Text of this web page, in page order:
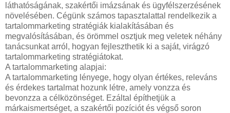
láthatóságának, szakértői imázsának és ügyfélszerzésének
növelésében. Cégünk számos tapasztalattal rendelkezik a
tartalommarketing stratégiák kialakításában és
megvalósításában, és örömmel osztjuk meg veletek néhány
tanácsunkat arról, hogyan fejleszthetik ki a saját, virágzó
tartalommarketing stratégiátokat.
A tartalommarketing alapjai:
A tartalommarketing lényege, hogy olyan értékes, releváns
és érdekes tartalmat hozunk létre, amely vonzza és
bevonzza a célközönséget. Ezáltal építhetjük a
márkaismertséget, a szakértői pozíciót és végső soron